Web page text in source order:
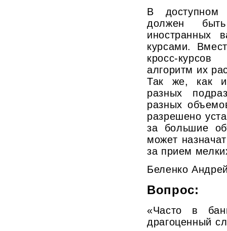
В доступном
должен
иностранных
курсами.
кросс-
алгоритм их
Так же, как
разных
разных
разрешено
за большие
может
за прием
Беленко
Вопрос:
«Часто в
драгоценный